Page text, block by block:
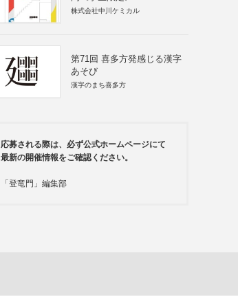
株式会社中川ケミカル
第71回 喜多方発感じる漢字
あそび
漢字のまち喜多方
応募される際は、必ず公式ホームページにて
最新の開催情報をご確認ください。
「登竜門」編集部